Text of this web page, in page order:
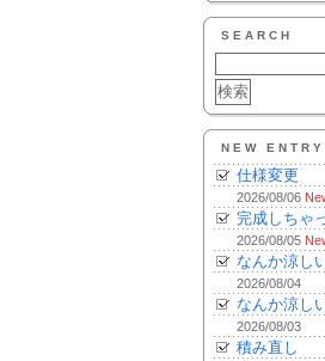
SEARCH
NEW ENTRY
仕様変更
2026/08/06
完成しちゃ
2026/08/05
なんか涼し
2026/08/04
なんか涼し
2026/08/03
積み直し